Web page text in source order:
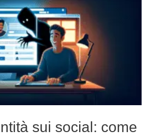
sui social: come